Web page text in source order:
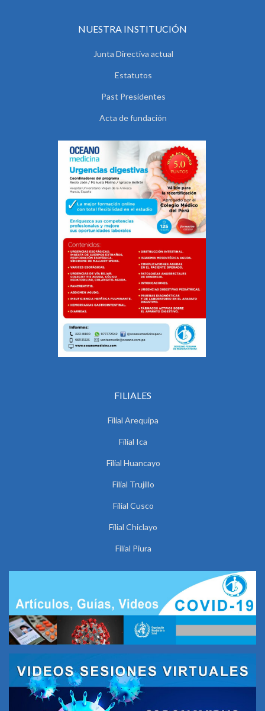
NUESTRA INSTITUCIÓN
Junta Directiva actual
Estatutos
Past Presidentes
Acta de fundación
FILIALES
Filial Arequipa
Filial Ica
Filial Huancayo
Filial Trujillo
Filial Cusco
Filial Chiclayo
Filial Piura